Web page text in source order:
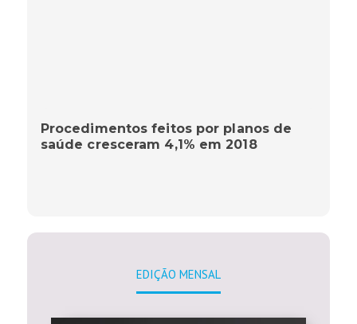
Procedimentos feitos por planos de
saúde cresceram 4,1% em 2018
EDIÇÃO MENSAL